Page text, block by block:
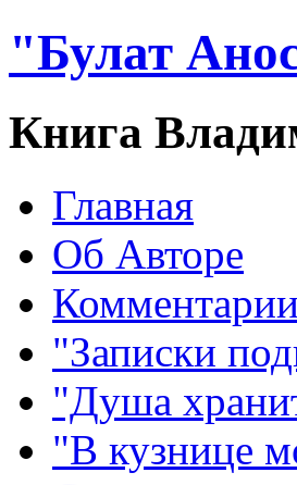
"Булат
Книга
Главная
Об Авторе
Комментарии
"Записки
"Душа
"В кузнице